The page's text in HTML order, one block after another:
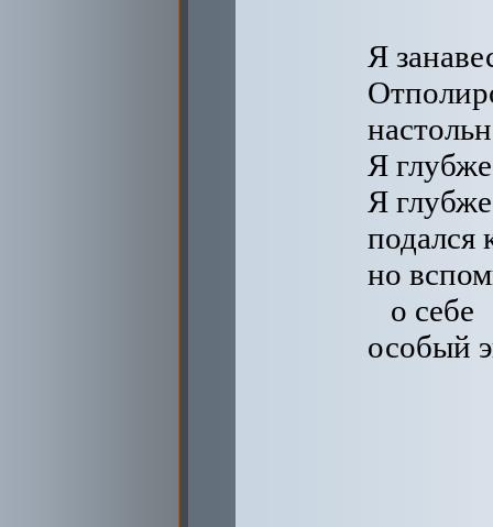
Я
Я
Я
подался
но
о себе
особый